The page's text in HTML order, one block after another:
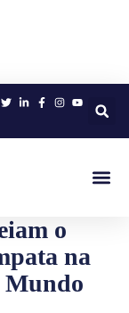
o
na
Mundo